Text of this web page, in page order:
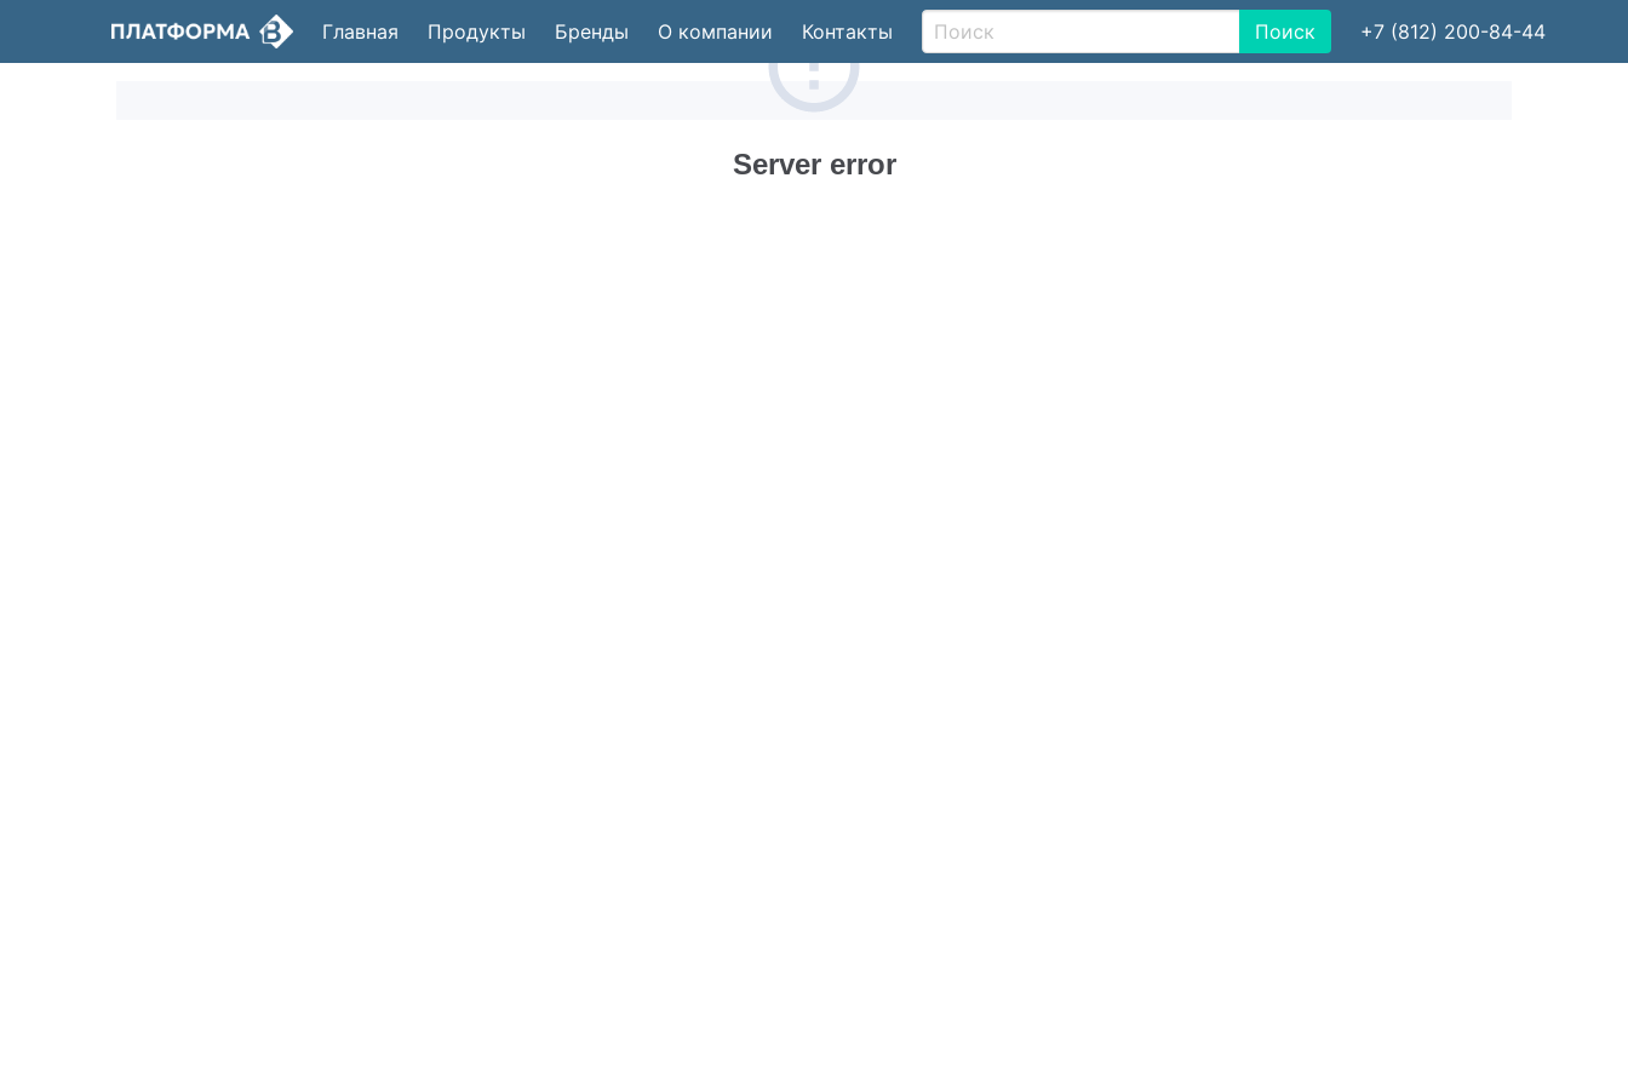
Главная Продукты Бренды О компании Контакты Поиск +7 (812) 200-84-44
Server error